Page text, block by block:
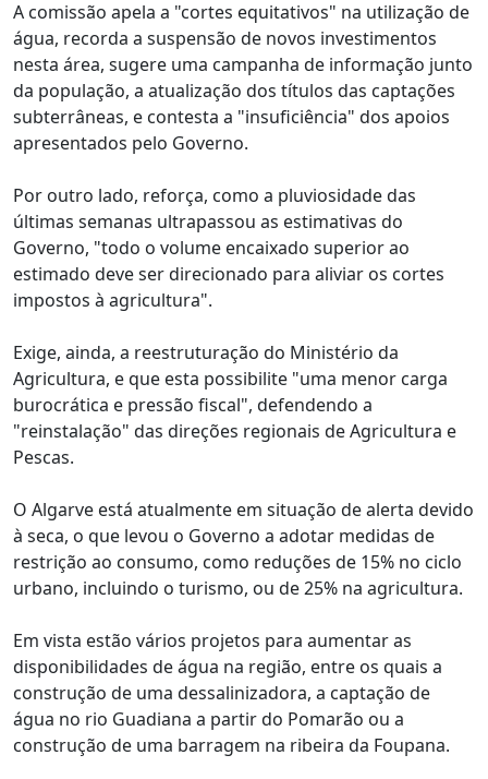
A comissão apela a "cortes equitativos" na utilização de
água, recorda a suspensão de novos investimentos
nesta área, sugere uma campanha de informação junto
da população, a atualização dos títulos das captações
subterrâneas, e contesta a "insuficiência" dos apoios
apresentados pelo Governo.
Por outro lado, reforça, como a pluviosidade das
últimas semanas ultrapassou as estimativas do
Governo, "todo o volume encaixado superior ao
estimado deve ser direcionado para aliviar os cortes
impostos à agricultura".
Exige, ainda, a reestruturação do Ministério da
Agricultura, e que esta possibilite "uma menor carga
burocrática e pressão fiscal", defendendo a
"reinstalação" das direções regionais de Agricultura e
Pescas.
O Algarve está atualmente em situação de alerta devido
à seca, o que levou o Governo a adotar medidas de
restrição ao consumo, como reduções de 15% no ciclo
urbano, incluindo o turismo, ou de 25% na agricultura.
Em vista estão vários projetos para aumentar as
disponibilidades de água na região, entre os quais a
construção de uma dessalinizadora, a captação de
água no rio Guadiana a partir do Pomarão ou a
construção de uma barragem na ribeira da Foupana.